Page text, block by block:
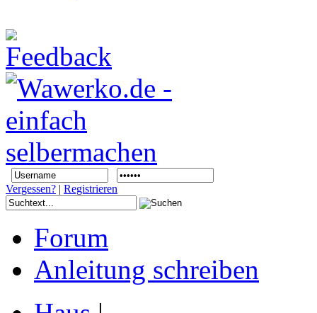
Vergessen? | Registrieren
Forum
Anleitung schreiben